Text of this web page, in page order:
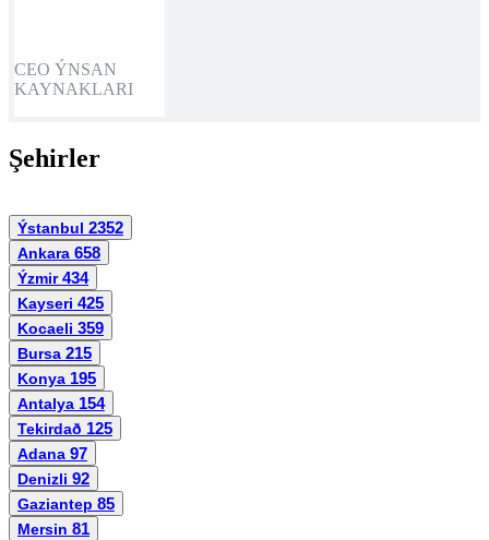
CEO ÝNSAN
KAYNAKLARI
Şehirler
Ýstanbul 2352
Ankara 658
Ýzmir434
Kayseri 425
Kocaeli 359
Bursa 215
Konya 195
Antalya 154
Tekirdað 125
Adana 97
Denizli 92
Gaziantep 85
Mersin 81